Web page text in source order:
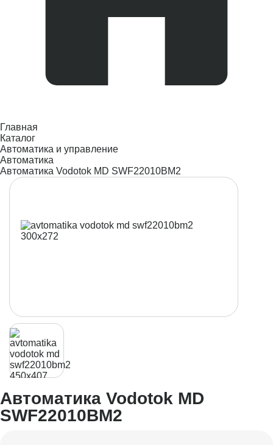
Главная
Каталог
Автоматика и управление
Автоматика
Автоматика Vodotok MD SWF22010BM2
Автоматика Vodotok MD
SWF22010BM2